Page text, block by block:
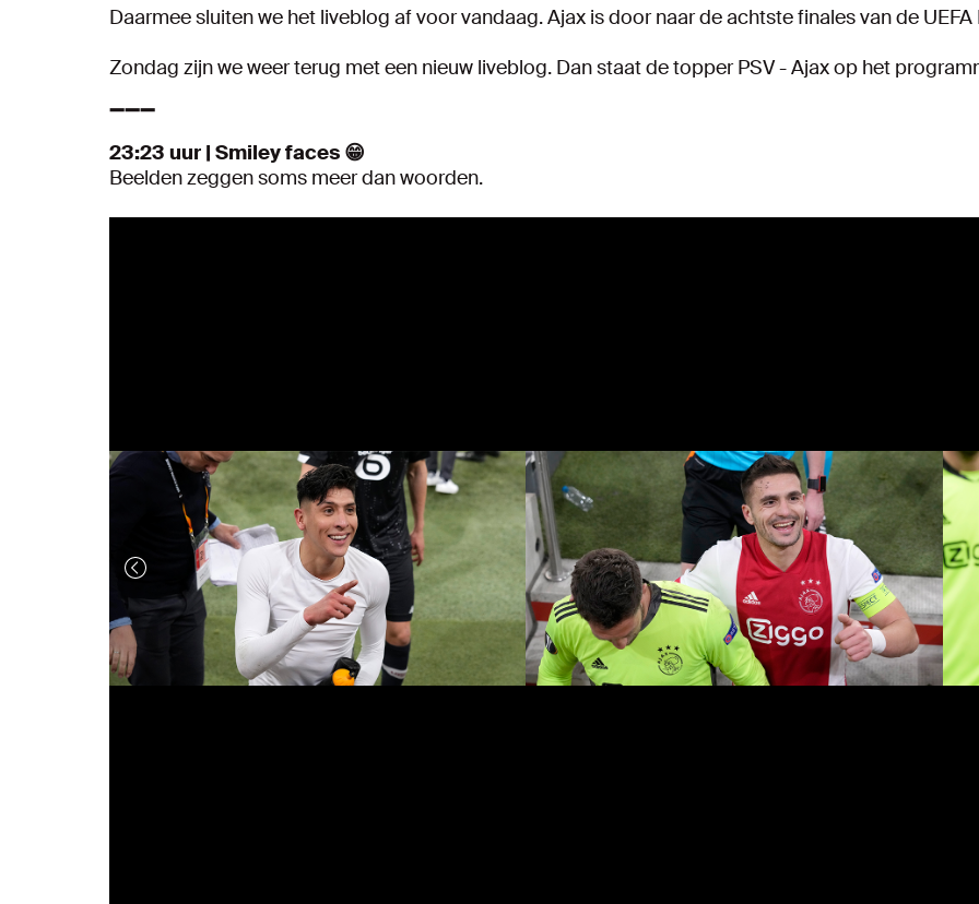
Daarmee sluiten we het liveblog af voor vandaag. Ajax is door naar de achtste finales van de UEFA
Zondag zijn we weer terug met een nieuw liveblog. Dan staat de topper PSV - Ajax op het
➖➖➖
23:23 uur | Smiley faces 😁
Beelden zeggen soms meer dan woorden.